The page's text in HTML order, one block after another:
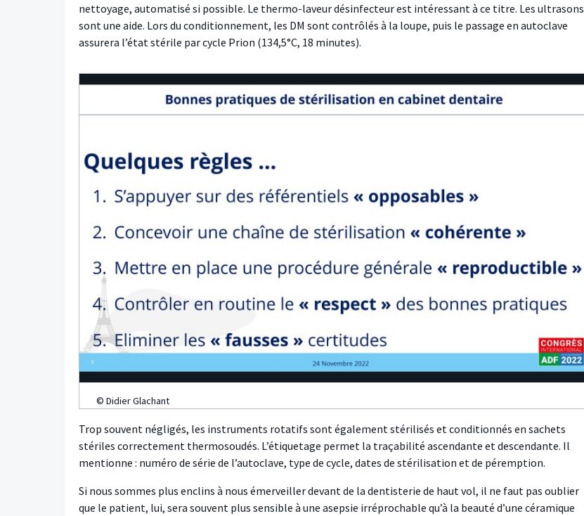
nettoyage, automatisé si possible. Le thermo-laveur désinfecteur est intéressant à ce titre. Les ultrasons
sont une aide. Lors du conditionnement, les DM sont contrôlés à la loupe, puis le passage en autoclave
assurera l’état stérile par cycle Prion (134,5°C, 18 minutes).
© Didier Glachant
Trop souvent négligés, les instruments rotatifs sont également stérilisés et conditionnés en sachets
stériles correctement thermosoudés. L’étiquetage permet la traçabilité ascendante et descendante. Il
mentionne : numéro de série de l’autoclave, type de cycle, dates de stérilisation et de péremption.
Si nous sommes plus enclins à nous émerveiller devant de la dentisterie de haut vol, il ne faut pas oublier
que le patient, lui, sera souvent plus sensible à une asepsie irréprochable qu’à la beauté d’une céramique